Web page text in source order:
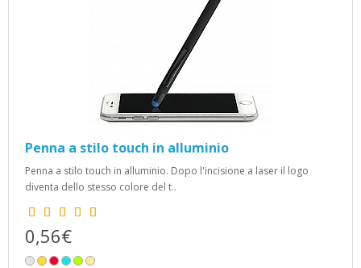
Penna a stilo touch in alluminio
Penna a stilo touch in alluminio. Dopo l'incisione a laser il logo
diventa dello stesso colore del t..
0,56€